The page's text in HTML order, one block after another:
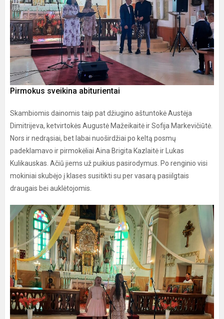
Pirmokus sveikina abiturientai
Skambiomis dainomis taip pat džiugino aštuntokė Austėja
Dimitrijeva, ketvirtokės Augustė Mažeikaitė ir Sofija Markevičiūtė.
Nors ir nedrąsiai, bet labai nuoširdžiai po keltą posmų
padeklamavo ir pirmokėliai Aina Brigita Kazlaitė ir Lukas
Kulikauskas. Ačiū jiems už puikius pasirodymus. Po renginio visi
mokiniai skubėjo į klases susitikti su per vasarą pasiilgtais
draugais bei auklėtojomis.